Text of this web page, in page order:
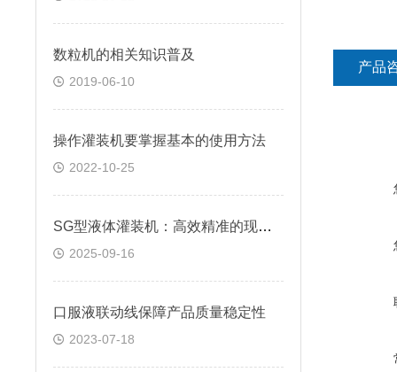
产品
数粒机的相关知识普及
2019-06-10
操作灌装机要掌握基本的使用方法
2022-10-25
SG型液体灌装机：高效精准的现代化灌装解决方案
2025-09-16
口服液联动线保障产品质量稳定性
2023-07-18